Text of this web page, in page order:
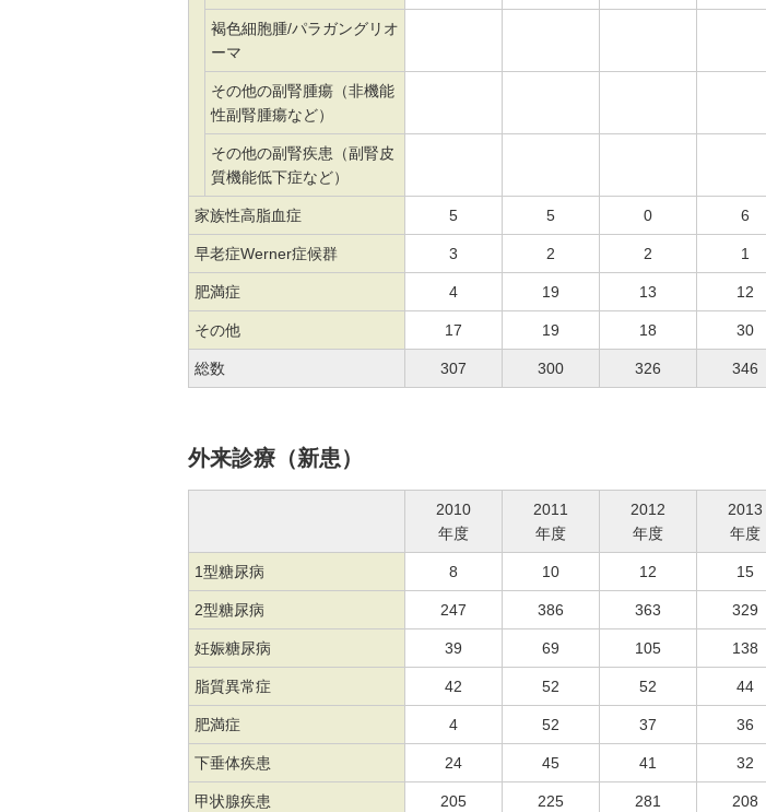
褐色細胞腫/パラガングリオ
ーマ
その他の副腎腫瘍（非機能
性副腎腫瘍など）
その他の副腎疾患（副腎皮
質機能低下症など）
家族性高脂血症 5 5 0 6
早老症Werner症候群 3 2 2 1
肥満症 4 19 13 12
その他 17 19 18 30
総数 307 300 326 346
外来診療（新患）
2010
年度
2011
年度
2012
年度
2013
年度
1型糖尿病 8 10 12 15
2型糖尿病 247 386 363 329
妊娠糖尿病 39 69 105 138
脂質異常症 42 52 52 44
肥満症 4 52 37 36
下垂体疾患 24 45 41 32
甲状腺疾患 205 225 281 208